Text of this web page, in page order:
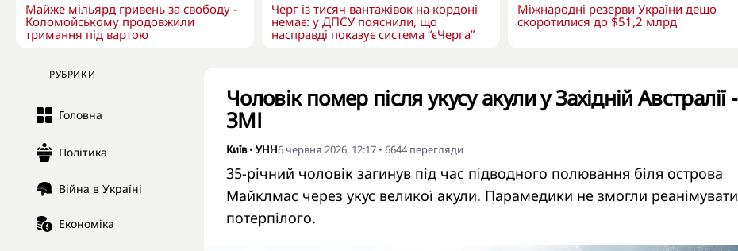
Майже мільярд гривень за свободу -
Коломойському продовжили
тримання під вартою
Черг із тисяч вантажівок на кордоні
немає: у ДПСУ пояснили, що
насправді показує система “єЧерга”
Міжнародні резерви України дещо
скоротилися до $51,2 млрд
РУБРИКИ
Головна
Політика
Війна в Україні
Економіка
Чоловік помер після укусу акули у Західній Австралії -
ЗМІ
Київ• УНН6 червня 2026, 12:17 • 6644 перегляди
35-річний чоловік загинув під час підводного полювання біля острова
Майклмас через укус великої акули. Парамедики не змогли реанімувати
потерпілого.